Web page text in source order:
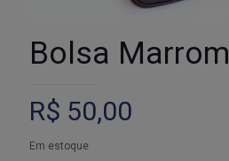
Bolsa Marrom
R$ 50,00
Em estoque